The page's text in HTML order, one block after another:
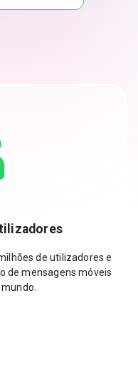
de utilizadores e
de mensagens móveis